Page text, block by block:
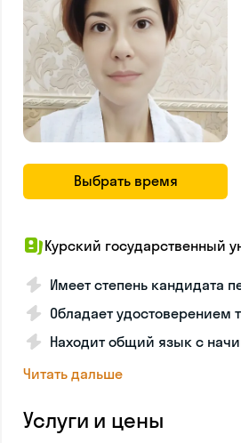
Выбрать время
Курский государственный
Имеет степень кандидата
Обладает удостоверением
Находит общий язык с
Читать дальше
Услуги и цены